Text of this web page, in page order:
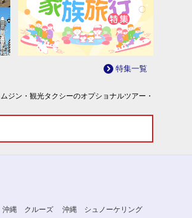
特集一覧
ジン・観光タクシーのオプショナルツアー・
沖縄 クルーズ 沖縄 シュノーケリング